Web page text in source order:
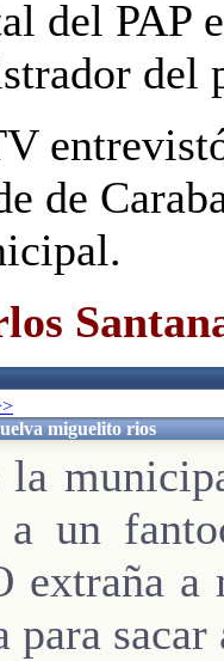
del PAP
del
de
miguelito rios
a un
a
para